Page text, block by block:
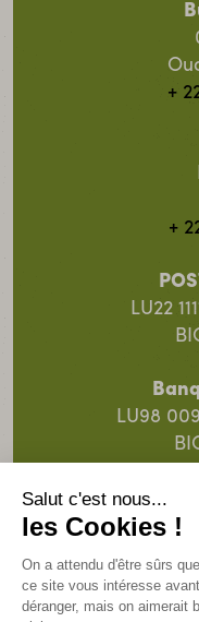
+
+
LU22
LU98
LU91